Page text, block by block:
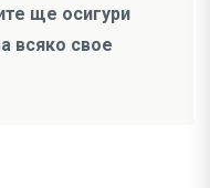
ще осигури
всяко свое